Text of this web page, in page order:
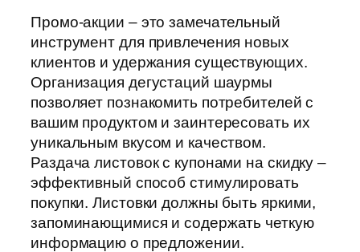
Промо-акции – это замечательный
инструмент для привлечения новых
клиентов и удержания существующих.
Организация дегустаций шаурмы
позволяет познакомить потребителей с
вашим продуктом и заинтересовать их
уникальным вкусом и качеством.
Раздача листовок с купонами на скидку –
эффективный способ стимулировать
покупки. Листовки должны быть яркими,
запоминающимися и содержать четкую
информацию о предложении.